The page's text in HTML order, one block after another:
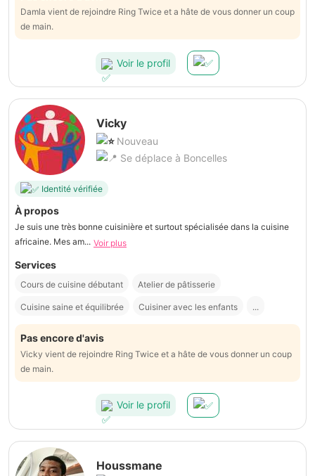
Damla vient de rejoindre Ring Twice et a hâte de vous donner un coup
de main.
Voir le profil
Vicky
Nouveau
Se déplace à Boncelles
Identité vérifiée
À propos
Je suis une très bonne cuisinière et surtout spécialisée dans la cuisine
africaine. Mes am... Voir plus
Services
Cours de cuisine débutant Atelier de pâtisserie
Cuisine saine et équilibrée Cuisiner avec les enfants ...
Pas encore d'avis
Vicky vient de rejoindre Ring Twice et a hâte de vous donner un coup
de main.
Voir le profil
Houssmane